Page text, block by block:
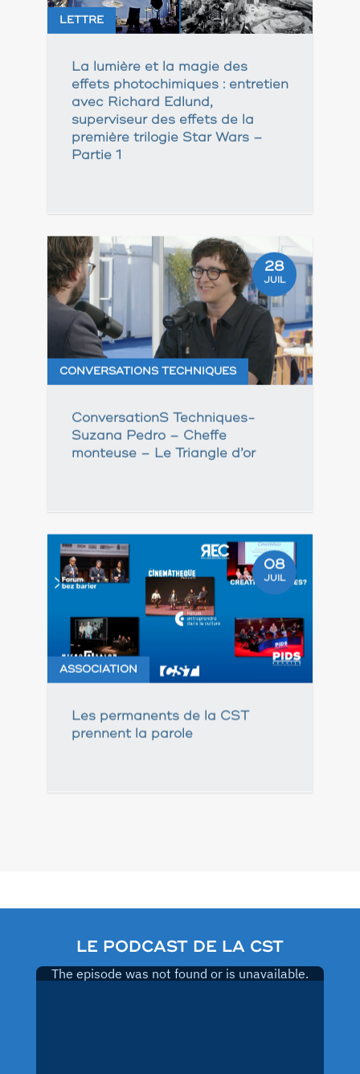
LETTRE
La lumière et la magie des
effets photochimiques : entretien
avec Richard Edlund,
superviseur des effets de la
première trilogie Star Wars –
Partie 1
28
JUIL
CONVERSATIONS TECHNIQUES
ConversationS Techniques-
Suzana Pedro – Cheffe
monteuse – Le Triangle d’or
08
JUIL
ASSOCIATION
Les permanents de la CST
prennent la parole
LE PODCAST DE LA CST